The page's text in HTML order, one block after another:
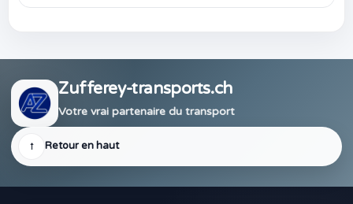
Zufferey-transports.ch
Votre vrai partenaire du transport
↑ Retour en haut